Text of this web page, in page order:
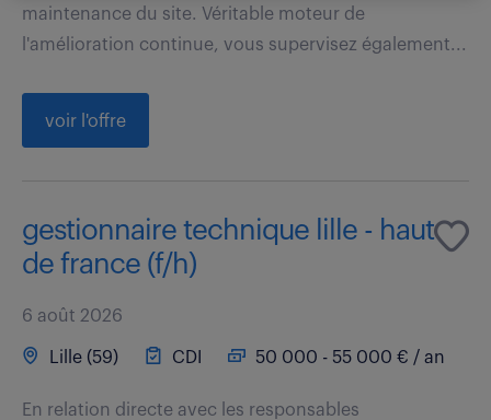
maintenance du site. Véritable moteur de
l'amélioration continue, vous supervisez également...
voir l'offre
gestionnaire technique lille - haut
de france (f/h)
6 août 2026
Lille (59) CDI 50 000 - 55 000 € / an
En relation directe avec les responsables